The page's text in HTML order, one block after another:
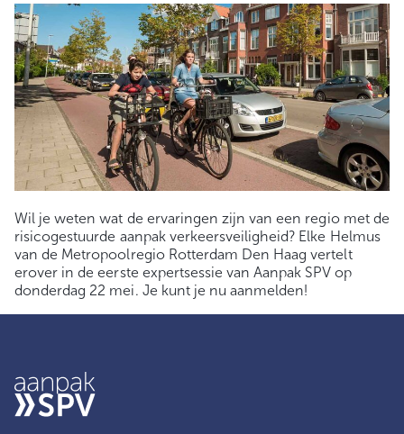
Wil je weten wat de ervaringen zijn van een regio met de
risicogestuurde aanpak verkeersveiligheid? Elke Helmus
van de Metropoolregio Rotterdam Den Haag vertelt
erover in de eerste expertsessie van Aanpak SPV op
donderdag 22 mei. Je kunt je nu aanmelden!